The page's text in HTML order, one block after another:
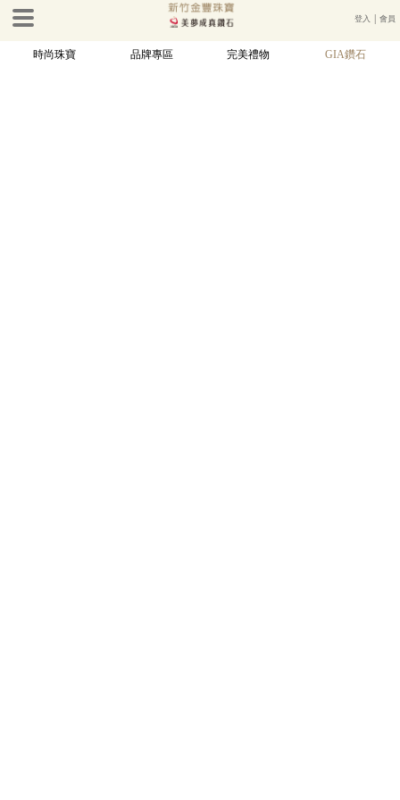
登入 │會員
時尚珠寶 品牌專區 完美禮物 GIA鑽石